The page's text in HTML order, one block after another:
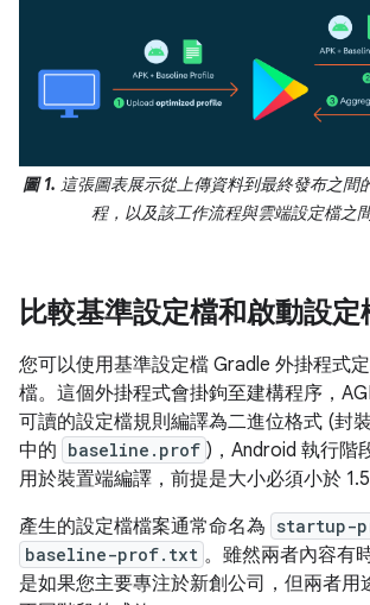
圖 1. 這張圖表展示從上傳資料到最終發布之間
程，以及該工作流程與雲端設定檔之間
比較基準設定檔和啟動設定
您可以使用基準設定檔 Gradle 外掛程式
檔。這個外掛程式會掛鉤至建構程序，
可讀的設定檔規則編譯為二進位格式 (封
中的 baseline.prof )，Android 執行階
用於裝置端編譯，前提是大小必須小於 1.5
產生的設定檔檔案通常命名為 startup-
baseline-prof.txt 。雖然兩者內容有
是如果您主要專注於新創公司，但兩者用